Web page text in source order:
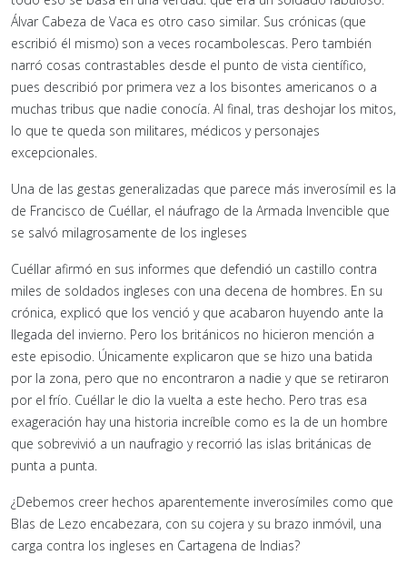
Álvar Cabeza de Vaca es otro caso similar. Sus crónicas (que
escribió él mismo) son a veces rocambolescas. Pero también
narró cosas contrastables desde el punto de vista científico,
pues describió por primera vez a los bisontes americanos o a
muchas tribus que nadie conocía. Al final, tras deshojar los mitos,
lo que te queda son militares, médicos y personajes
excepcionales.
Una de las gestas generalizadas que parece más inverosímil es la
de Francisco de Cuéllar, el náufrago de la Armada Invencible que
se salvó milagrosamente de los ingleses
Cuéllar afirmó en sus informes que defendió un castillo contra
miles de soldados ingleses con una decena de hombres. En su
crónica, explicó que los venció y que acabaron huyendo ante la
llegada del invierno. Pero los británicos no hicieron mención a
este episodio. Únicamente explicaron que se hizo una batida
por la zona, pero que no encontraron a nadie y que se retiraron
por el frío. Cuéllar le dio la vuelta a este hecho. Pero tras esa
exageración hay una historia increíble como es la de un hombre
que sobrevivió a un naufragio y recorrió las islas británicas de
punta a punta.
¿Debemos creer hechos aparentemente inverosímiles como que
Blas de Lezo encabezara, con su cojera y su brazo inmóvil, una
carga contra los ingleses en Cartagena de Indias?